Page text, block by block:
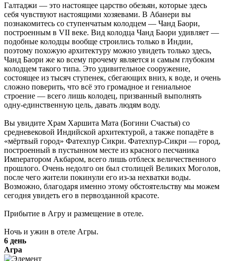
Галтаджи — это настоящее царство обезьян, которые здесь
себя чувствуют настоящими хозяевами. В Абанери вы
познакомитесь со ступенчатым колодцем — Чанд Баори,
построенным в VII веке. Вид колодца Чанд Баори удивляет —
подобные колодцы вообще строились только в Индии,
поэтому похожую архитектуру можно увидеть только здесь,
Чанд Баори же ко всему прочему является и самым глубоким
колодцем такого типа. Это удивительное сооружение,
состоящее из тысяч ступенек, сбегающих вниз, к воде, и очень
сложно поверить, что всё это громадное и гениальное
строение — всего лишь колодец, призванный выполнять
одну-единственную цель, давать людям воду.
Вы увидите Храм Харшита Мата (Богини Счастья) со
средневековой Индийской архитектурой, а также попадёте в
«мёртвый город» Фатехпур Сикри. Фатехпур-Сикри — город,
построенный в пустынном месте из красного песчаника
Императором Акбаром, всего лишь отблеск величественного
прошлого. Очень недолго он был столицей Великих Моголов,
после чего жители покинули его из-за нехватки воды.
Возможно, благодаря именно этому обстоятельству мы можем
сегодня увидеть его в первозданной красоте.
Прибытие в Агру и размещение в отеле.
Ночь и ужин в отеле Агры.
6 день
Агра